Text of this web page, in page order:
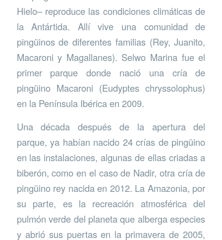
Hielo– reproduce las condiciones climáticas de
la Antártida. Allí vive una comunidad de
pingüinos de diferentes familias (Rey, Juanito,
Macaroni y Magallanes). Selwo Marina fue el
primer parque donde nació una cría de
pingüino Macaroni (Eudyptes chryssolophus)
en la Península Ibérica en 2009.
Una década después de la apertura del
parque, ya habían nacido 24 crías de pingüino
en las instalaciones, algunas de ellas criadas a
biberón, como en el caso de Nadir, otra cría de
pingüino rey nacida en 2012. La Amazonia, por
su parte, es la recreación atmosférica del
pulmón verde del planeta que alberga especies
y abrió sus puertas en la primavera de 2005,